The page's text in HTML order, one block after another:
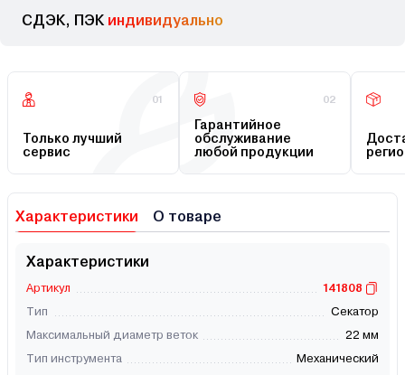
СДЭК, ПЭК индивидуально
01
Только лучший
сервис
02
Гарантийное
обслуживание
любой продукции
Характеристики О товаре
Характеристики
Артикул
141808
Тип
Секатор
Максимальный диаметр веток
22 мм
Тип инструмента
Механический